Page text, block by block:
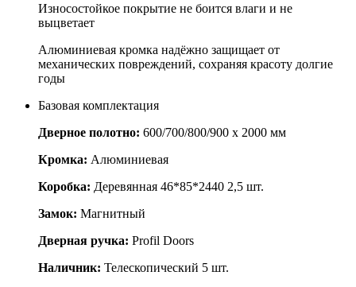
Износостойкое покрытие не боится влаги и не
выцветает
Алюминиевая кромка надёжно защищает от
механических повреждений, сохраняя красоту долгие
годы
Базовая комплектация
Дверное полотно: 600/700/800/900 x 2000 мм
Кромка: Алюминиевая
Коробка: Деревянная 46*85*2440 2,5 шт.
Замок: Магнитный
Дверная ручка: Profil Doors
Наличник: Телескопический 5 шт.